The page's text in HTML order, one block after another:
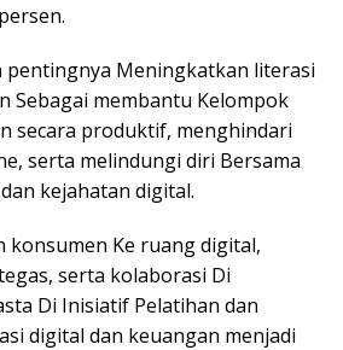
pentingnya Meningkatkan literasi
Sebagai membantu Kelompok
secara produktif, menghindari
serta melindungi diri Bersama
kejahatan digital.
konsumen Ke ruang digital,
serta kolaborasi Di
Di Inisiatif Pelatihan dan
digital dan keuangan menjadi